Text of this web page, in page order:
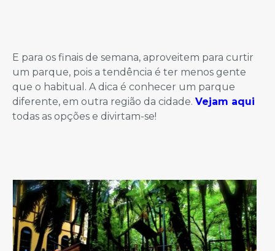
E para os finais de semana, aproveitem para curtir
um parque, pois a tendência é ter menos gente
que o habitual. A dica é conhecer um parque
diferente, em outra região da cidade. Vejam aqui
todas as opções e divirtam-se!